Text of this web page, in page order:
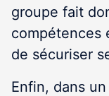
groupe fait
compétences
de sécuriser
Enfin, dans